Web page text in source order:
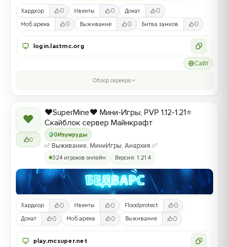
Хардкор 0 Ивенты 0 Донат 0
Моб арена 0 Выживание 0 Битва замков 0
login.lastmc.org
Сайт
Обзор сервера
❤
0
0Изумруды
❤️SuperMine❤️ Мини-Игры, PVP 1.12-1.21⭐
Скайблок сервер Майнкрафт
✅ Выживание, МиниИгры, Анархия ✅
324 игроков онлайн Версия: 1.21.4
Хардкор 0 Ивенты 0 Floodprotect 0
Донат 0 Моб арена 0 Выживание 0
play.mcsuper.net